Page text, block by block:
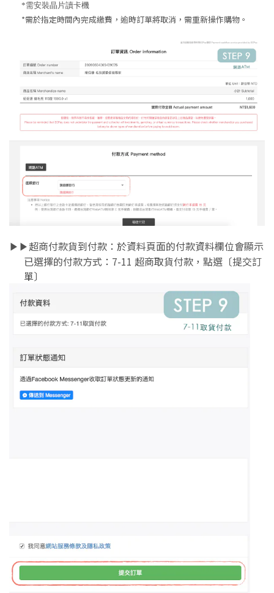
*需安裝晶片讀卡機
*需於指定時間內完成繳費，逾時訂單將取消，需重新操作購物。
▶︎▶︎ 超商付款貨到付款：於資料頁面的付款資料欄位會顯示
已選擇的付款方式： 7-11 超商取貨付款，點選〔提交訂
單〕